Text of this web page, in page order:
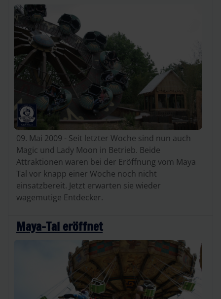
09. Mai 2009 - Seit letzter Woche sind nun auch
Magic und Lady Moon in Betrieb. Beide
Attraktionen waren bei der Eröffnung vom Maya
Tal vor knapp einer Woche noch nicht
einsatzbereit. Jetzt erwarten sie wieder
wagemutige Entdecker.
Maya-Tal eröffnet